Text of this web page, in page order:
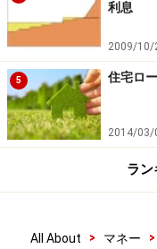
利息
2009/10/
5 住宅ロ
2014/03/
ラン
All About > マネー >